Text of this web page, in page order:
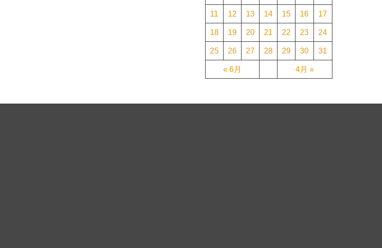
« 6月 4月 »
11 12 13 14 15 16 17
18 19 20 21 22 23 24
25 26 27 28 29 30 31